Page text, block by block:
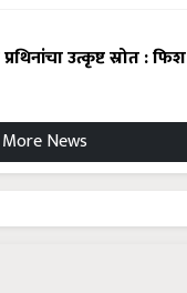
उत्कृष्ट स्रोत : फिश
More News